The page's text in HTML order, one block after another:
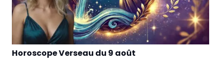
Horoscope Verseau du 9 août